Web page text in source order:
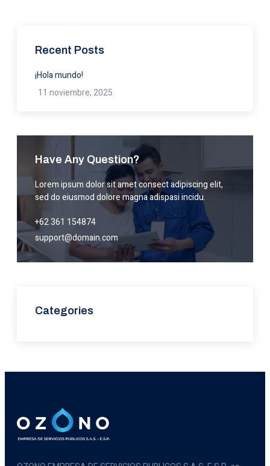
Recent Posts
¡Hola mundo!
11 noviembre, 2025
Have Any Question?
Lorem ipsum dolor sit amet consect adipiscing elit,
sed do eiusmod dolore magna adispasi incidu.
+62 361 154874
support@domain.com
Categories